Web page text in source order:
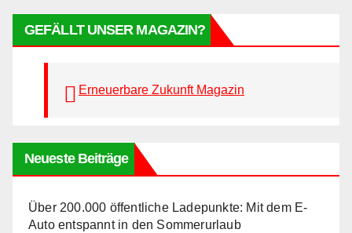
GEFÄLLT UNSER MAGAZIN?
Erneuerbare Zukunft Magazin
Neueste Beiträge
Über 200.000 öffentliche Ladepunkte: Mit dem E-
Auto entspannt in den Sommerurlaub